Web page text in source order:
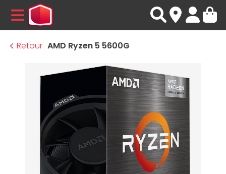
MENU
Retour AMD Ryzen 5 5600G